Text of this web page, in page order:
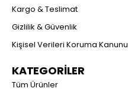
Kargo & Teslimat
Gizlilik & Güvenlik
Kişisel Verileri Koruma Kanunu
KATEGORİLER
Tüm Ürünler